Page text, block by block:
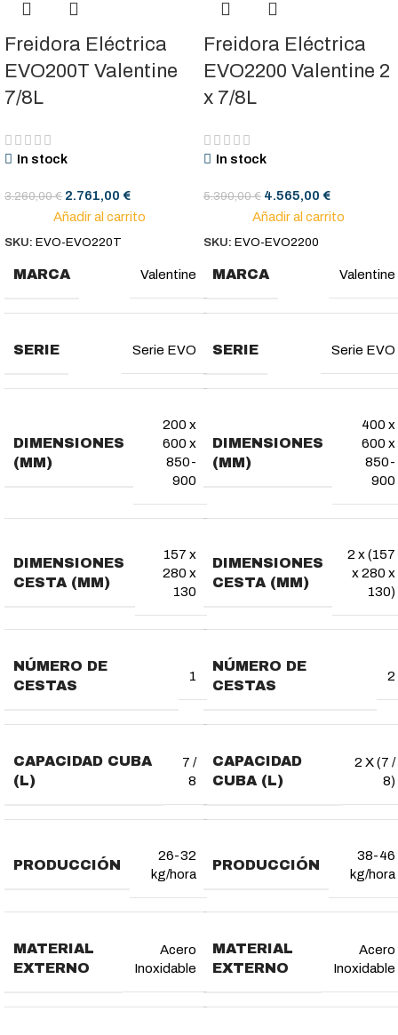
Freidora Eléctrica
EVO200T Valentine
7/8L
In stock
3.260,00€ 2.761,00 €
Añadir al carrito
SKU: EVO-EVO220T
MARCA Valentine
SERIE Serie EVO
DIMENSIONES
(MM)
200 x
600 x
850-
900
DIMENSIONES
CESTA (MM)
157 x
280 x
130
NÚMERO DE
CESTAS
1
CAPACIDAD CUBA
(L)
7 /
8
PRODUCCIÓN
26-32
kg/hora
MATERIAL
EXTERNO
Acero
Inoxidable
Freidora Eléctrica
EVO2200 Valentine 2
x 7/8L
In stock
5.390,00€ 4.565,00 €
Añadir al carrito
SKU: EVO-EVO2200
MARCA Valentine
SERIE Serie EVO
DIMENSIONES
(MM)
400 x
600 x
850-
900
DIMENSIONES
CESTA (MM)
2 x (157
x 280 x
130)
NÚMERO DE
CESTAS
2
CAPACIDAD
CUBA (L)
2 X (7 /
8)
PRODUCCIÓN
38-46
kg/hora
MATERIAL
EXTERNO
Acero
Inoxidable